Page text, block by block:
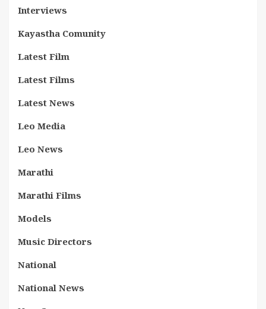
Interviews
Kayastha Comunity
Latest Film
Latest Films
Latest News
Leo Media
Leo News
Marathi
Marathi Films
Models
Music Directors
National
National News